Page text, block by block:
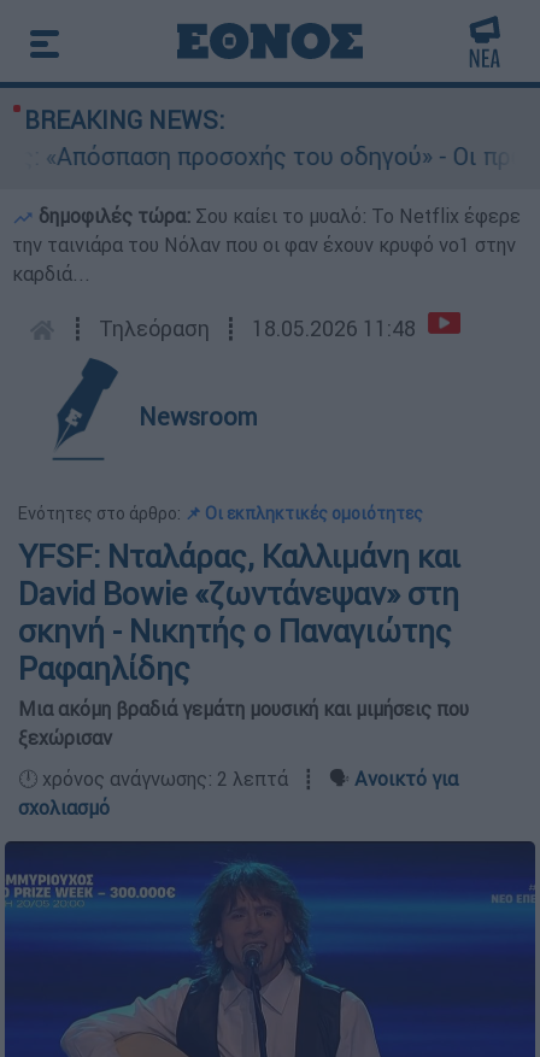
BREAKING NEWS:
προσοχής του οδηγού» - Οι πρώτες
δημοφιλές τώρα: Σου καίει το μυαλό: Το Netflix έφερε
την ταινιάρα του Νόλαν που οι φαν έχουν κρυφό νο1 στην
καρδιά...
┋ Τηλεόραση ┋ 18.05.2026 11:48
Newsroom
Ενότητες στο άρθρο: 📌 Οι εκπληκτικές ομοιότητες
YFSF: Νταλάρας, Καλλιμάνη και
David Bowie «ζωντάνεψαν» στη
σκηνή - Νικητής ο Παναγιώτης
Ραφαηλίδης
Μια ακόμη βραδιά γεμάτη μουσική και μιμήσεις που
ξεχώρισαν
🕛 χρόνος ανάγνωσης: 2 λεπτά ┋ 🗣️ Ανοικτό για
σχολιασμό